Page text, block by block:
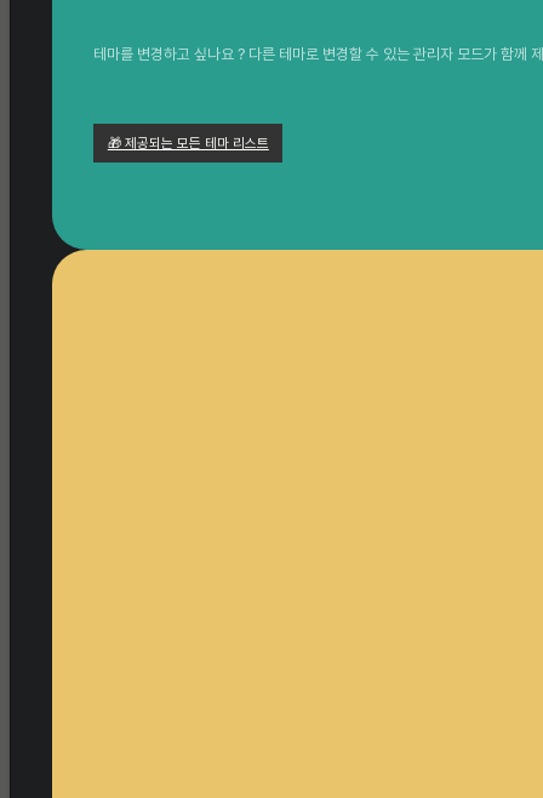
테마를 변경하고 싶나요 ? 다른 테마로 변경할 수 있는 관리자 모드가 함께
🎁 제공되는 모든 테마 리스트